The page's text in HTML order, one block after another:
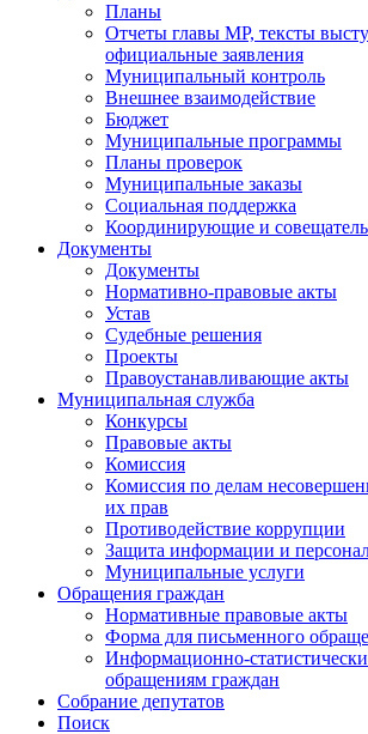
Планы
Отчеты главы МР, тексты
официальные заявления
Муниципальный контроль
Внешнее взаимодействие
Бюджет
Муниципальные программы
Планы проверок
Муниципальные заказы
Социальная поддержка
Координирующие и
Документы
Документы
Нормативно-правовые акты
Устав
Судебные решения
Проекты
Правоустанавливающие акты
Муниципальная служба
Конкурсы
Правовые акты
Комиссия
Комиссия по делам
их прав
Противодействие коррупции
Защита информации и
Муниципальные услуги
Обращения граждан
Нормативные правовые акты
Форма для письменного
Информационно-
обращениям граждан
Собрание депутатов
Поиск